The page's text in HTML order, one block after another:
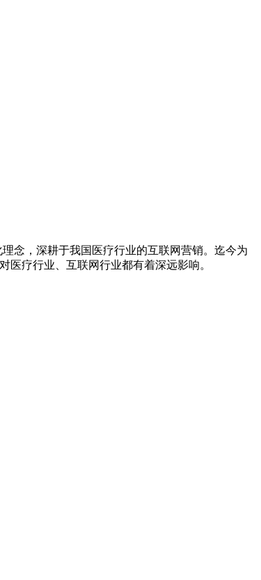
念，深耕于我国医疗行业的互联网营销。迄今为
疗行业、互联网行业都有着深远影响。